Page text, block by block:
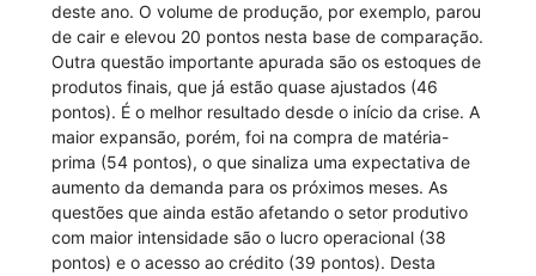
deste ano. O volume de produção, por exemplo, parou
de cair e elevou 20 pontos nesta base de comparação.
Outra questão importante apurada são os estoques de
produtos finais, que já estão quase ajustados (46
pontos). É o melhor resultado desde o início da crise. A
maior expansão, porém, foi na compra de matéria-
prima (54 pontos), o que sinaliza uma expectativa de
aumento da demanda para os próximos meses. As
questões que ainda estão afetando o setor produtivo
com maior intensidade são o lucro operacional (38
pontos) e o acesso ao crédito (39 pontos). Desta